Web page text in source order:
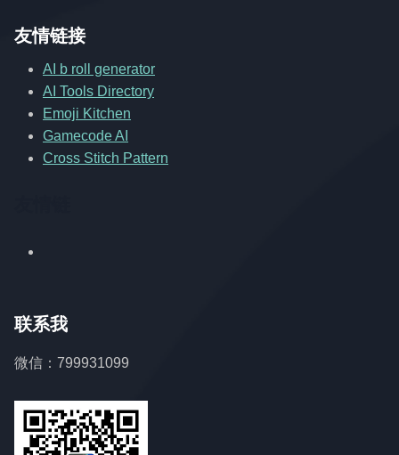
友情链接
AI b roll generator
AI Tools Directory
Emoji Kitchen
Gamecode AI
Cross Stitch Pattern
联系我
微信：799931099